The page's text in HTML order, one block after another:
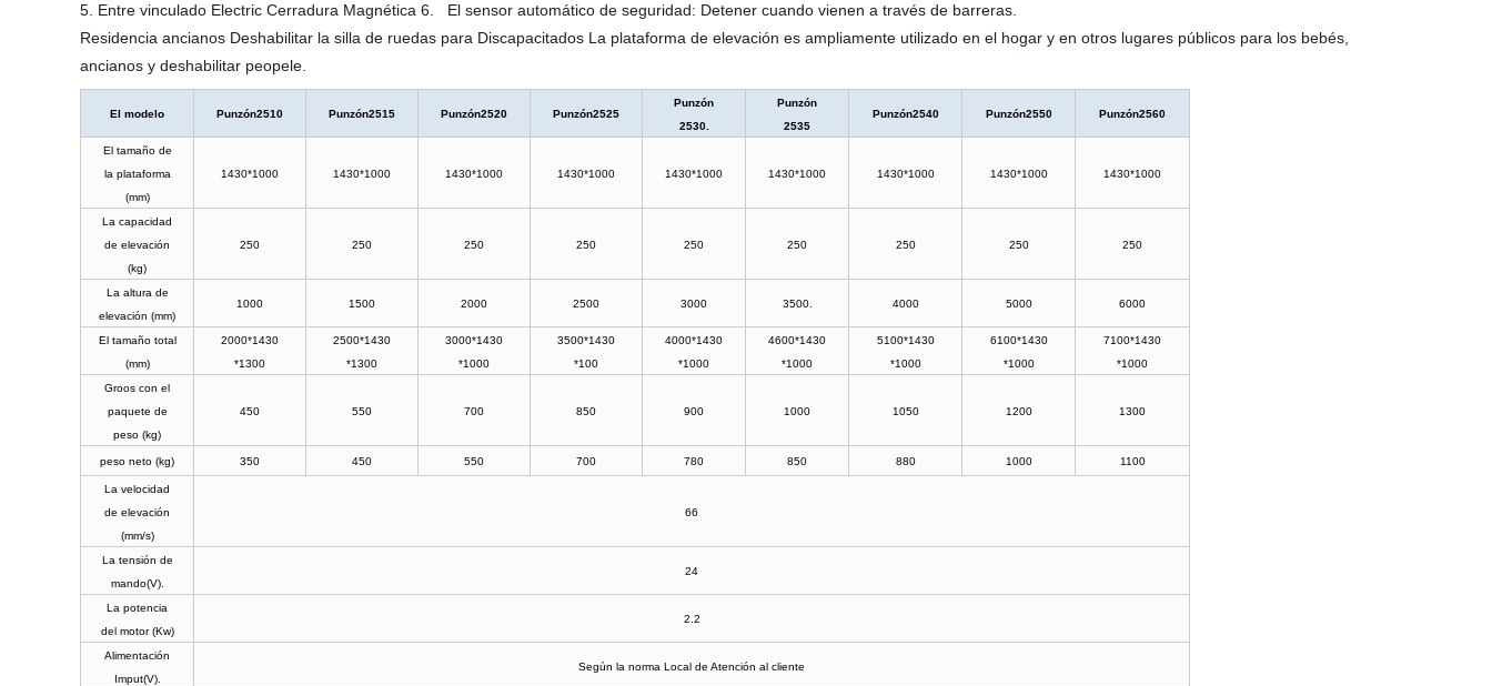
5. Entre vinculado Electric Cerradura Magnética 6. El sensor automático de seguridad: Detener cuando vienen a través de barreras.
Residencia ancianos Deshabilitar la silla de ruedas para Discapacitados La plataforma de elevación es ampliamente utilizado en el hogar y en otros lugares públicos para los bebés,
ancianos y deshabilitar peopele.
El modelo Punzón2510 Punzón2515 Punzón2520 Punzón2525
Punzón
2530.
Punzón
2535
Punzón2540 Punzón2550 Punzón2560
El tamaño de
la plataforma
(mm)
1430*1000 1430*1000 1430*1000 1430*1000 1430*1000 1430*1000 1430*1000 1430*1000 1430*1000
La capacidad
de elevación
(kg)
250 250 250 250 250 250 250 250 250
La altura de
elevación (mm)
1000 1500 2000 2500 3000 3500. 4000 5000 6000
El tamaño total
(mm)
2000*1430
*1300
2500*1430
*1300
3000*1430
*1000
3500*1430
*100
4000*1430
*1000
4600*1430
*1000
5100*1430
*1000
6100*1430
*1000
7100*1430
*1000
Groos con el
paquete de
peso (kg)
450 550 700 850 900 1000 1050 1200 1300
peso neto (kg) 350 450 550 700 780 850 880 1000 1100
La velocidad
de elevación
(mm/s)
66
La tensión de
mando(V).
24
La potencia
del motor (Kw)
2.2
Alimentación
Imput(V).
Según la norma Local de Atención al cliente